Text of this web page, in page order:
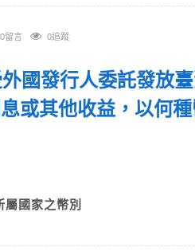
0留言 0追蹤
國發行人委託發放
或其他收益，以何
國家之幣別